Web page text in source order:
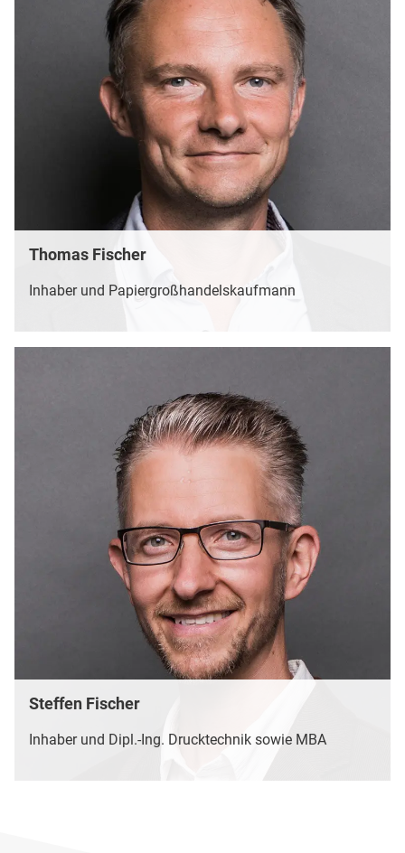
Thomas Fischer
Inhaber und Papiergroßhandelskaufmann
Steffen Fischer
Inhaber und Dipl.-Ing. Drucktechnik sowie MBA